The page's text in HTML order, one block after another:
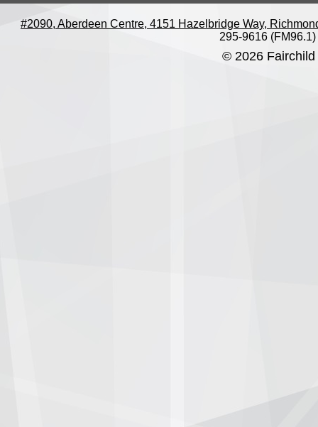
#2090, Aberdeen Centre, 4151 Hazelbridge Way,
295-9616 (FM96.1)
© 2026 Fairchild